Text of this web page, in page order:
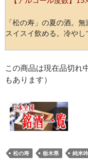
「松の寿」の夏の酒。
スイスイ飲める。冷やし
この商品は現在品切れ
もあります）
松の寿 栃木県 純米